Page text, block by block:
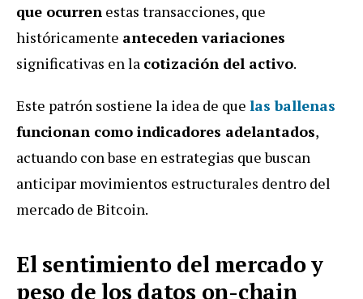
que ocurren estas transacciones, que
históricamente anteceden variaciones
significativas en la cotización del activo.
Este patrón sostiene la idea de que las ballenas
funcionan como indicadores adelantados,
actuando con base en estrategias que buscan
anticipar movimientos estructurales dentro del
mercado de Bitcoin.
El sentimiento del mercado y
peso de los datos on-chain